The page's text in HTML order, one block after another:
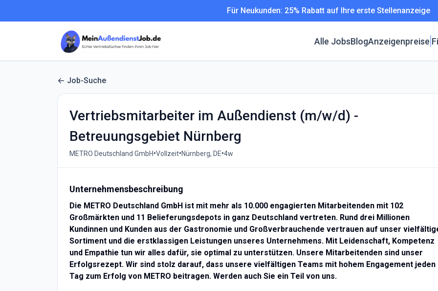
Für Neukunden: 25% Rabatt auf Ihre erste Stellenanzeige
Alle JobsBlogAnzeigenpreise
Job-Suche
Vertriebsmitarbeiter im Außendienst (m/w/d) -
Betreuungsgebiet Nürnberg
METRO Deutschland GmbH•Vollzeit•Nürnberg, DE•4w
Unternehmensbeschreibung
Die METRO Deutschland GmbH ist mit mehr als 10.000 engagierten Mitarbeitenden mit 102
Großmärkten und 11 Belieferungsdepots in ganz Deutschland vertreten. Rund drei Millionen
Kundinnen und Kunden aus der Gastronomie und Großverbrauchende vertrauen auf unser
Sortiment und die erstklassigen Leistungen unseres Unternehmens. Mit Leidenschaft, Kompetenz
und Empathie tun wir alles dafür, sie optimal zu unterstützen. Unsere Mitarbeitenden sind unser
Erfolgsrezept. Wir sind stolz darauf, dass unsere vielfältigen Teams mit hohem Engagement jeden
Tag zum Erfolg von METRO beitragen. Werden auch Sie ein Teil von uns.